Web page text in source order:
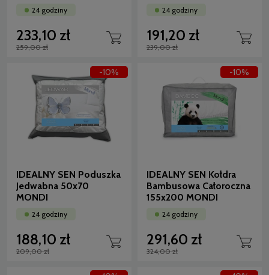
24 godziny
233,10 zł
259,00 zł
24 godziny
191,20 zł
239,00 zł
IDEALNY SEN Poduszka
Jedwabna 50x70
MONDI
24 godziny
188,10 zł
209,00 zł
-10%
IDEALNY SEN Kołdra
Bambusowa Całoroczna
155x200 MONDI
24 godziny
291,60 zł
324,00 zł
-10%